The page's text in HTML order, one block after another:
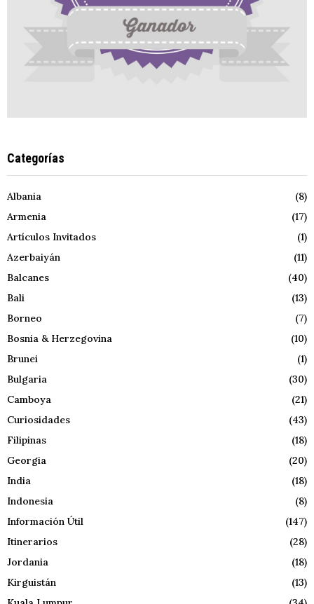
Categorías
Albania
(8)
Armenia
(17)
Artículos Invitados
(1)
Azerbaiyán
(11)
Balcanes
(40)
Bali
(13)
Borneo
(7)
Bosnia & Herzegovina
(10)
Brunei
(1)
Bulgaria
(30)
Camboya
(21)
Curiosidades
(43)
Filipinas
(18)
Georgia
(20)
India
(18)
Indonesia
(8)
Información Útil
(147)
Itinerarios
(28)
Jordania
(18)
Kirguistán
(13)